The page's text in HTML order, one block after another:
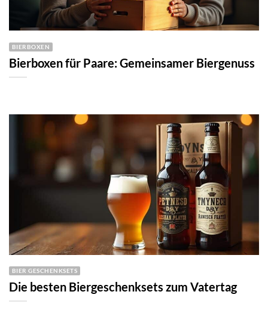
BIERBOXEN
Bierboxen für Paare: Gemeinsamer Biergenuss
BIER GESCHENKSETS
Die besten Biergeschenksets zum Vatertag